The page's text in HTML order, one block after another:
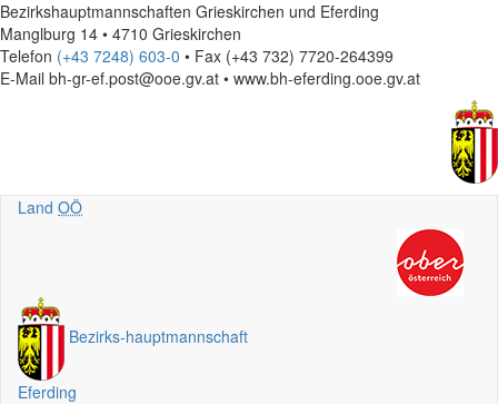
Bezirkshauptmannschaften Grieskirchen und Eferding
Manglburg 14 • 4710 Grieskirchen
Telefon (+43 7248) 603-0 • Fax (+43 732) 7720-264399
E-Mail bh-gr-ef.post@ooe.gv.at • www.bh-eferding.ooe.gv.at
Land OÖ
Bezirks-hauptmannschaft
Eferding